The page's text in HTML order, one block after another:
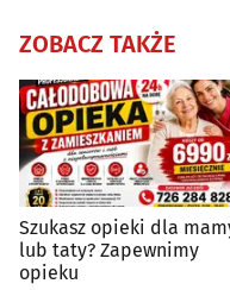
ZOBACZ TAKŻE
Szukasz opieki dla
lub taty? Zapewnimy
opieku